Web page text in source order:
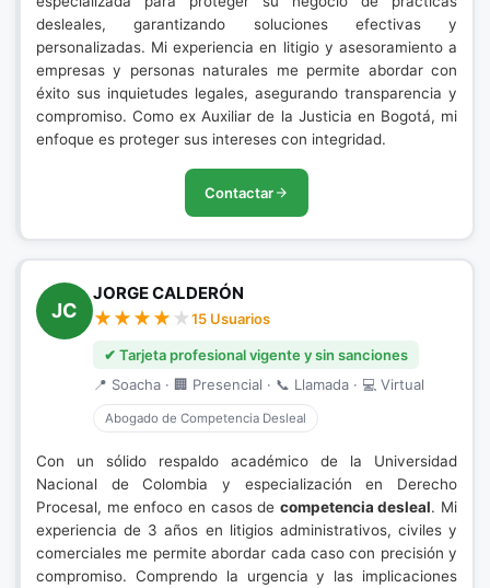
desleales, garantizando soluciones efectivas y
personalizadas. Mi experiencia en litigio y asesoramiento a
empresas y personas naturales me permite abordar con
éxito sus inquietudes legales, asegurando transparencia y
compromiso. Como ex Auxiliar de la Justicia en Bogotá, mi
enfoque es proteger sus intereses con integridad.
Contactar
JC
JORGE CALDERÓN
15 Usuarios
✔ Tarjeta profesional vigente y sin sanciones
📍 Soacha · 🏢 Presencial · 📞 Llamada · 💻 Virtual
Abogado de Competencia Desleal
Con un sólido respaldo académico de la Universidad
Nacional de Colombia y especialización en Derecho
Procesal, me enfoco en casos de competencia desleal. Mi
experiencia de 3 años en litigios administrativos, civiles y
comerciales me permite abordar cada caso con precisión y
compromiso. Comprendo la urgencia y las implicaciones